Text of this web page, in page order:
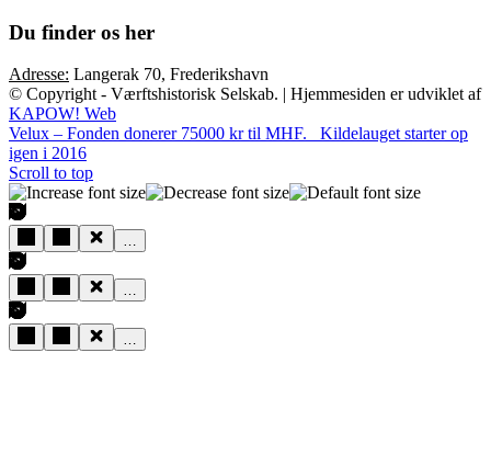
Du finder os her
Adresse: Langerak 70, Frederikshavn
© Copyright - Værftshistorisk Selskab. | Hjemmesiden er udviklet af
KAPOW! Web
Velux – Fonden donerer 75000 kr til MHF.
Kildelauget starter op
igen i 2016
Scroll to top
…
…
…